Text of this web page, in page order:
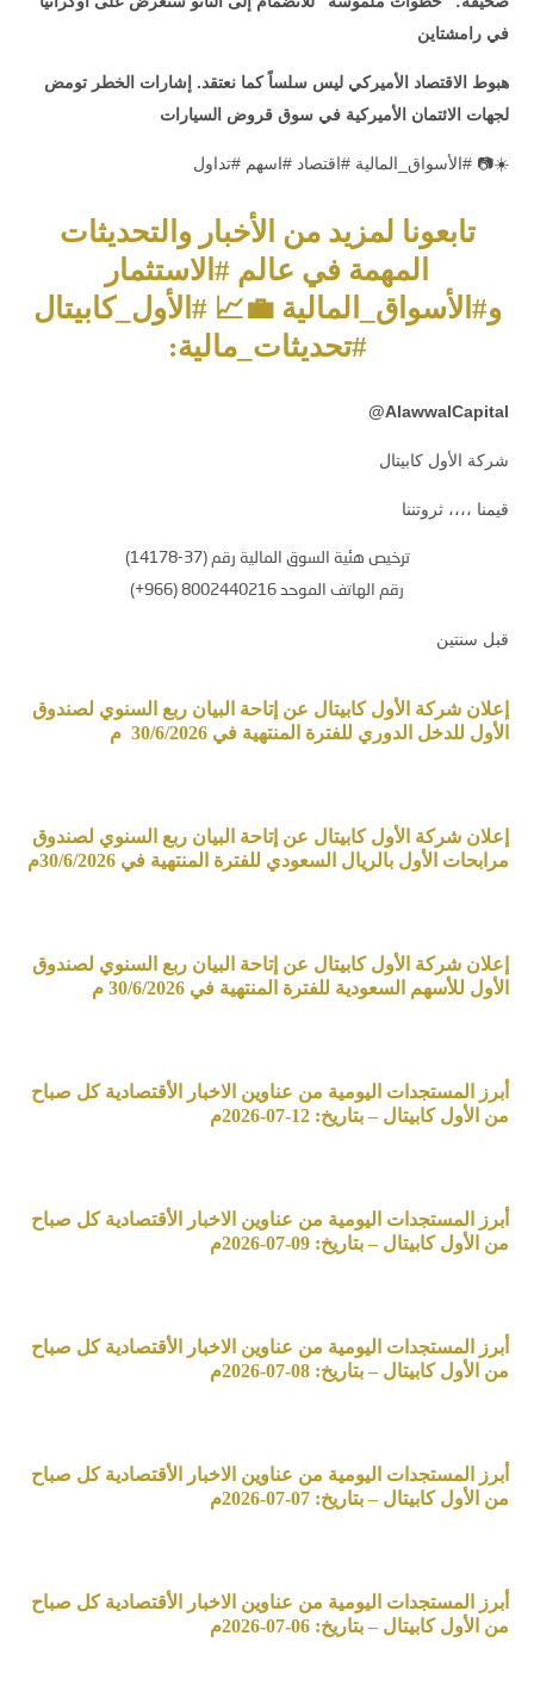
في رامشتاين
هبوط الاقتصاد الأميركي ليس سلساً كما نعتقد.
إشارات الخطر تومض
لجهات الائتمان الأميركية في سوق قروض السيارات
☀️📷 #الأسواق_المالية #اقتصاد #اسهم #تداول
تابعونا لمزيد من الأخبار والتحديثات
المهمة في عالم #الاستثمار
و#الأسواق_المالية 💼📈 #الأول_كابيتال
#تحديثات_مالية:
AlawwalCapital
@
شركة الأول كابيتال
قيمنا ،،،، ثروتننا
ترخيص هئية السوق المالية رقم (37-14178)
رقم الهاتف الموحد 8002440216 (966+)
قبل سنتين
إعلان شركة الأول كابيتال عن إتاحة البيان ربع السنوي لصندوق
الأول للدخل الدوري للفترة المنتهية في 30/6/2026 م
إعلان شركة الأول كابيتال عن إتاحة البيان ربع السنوي لصندوق
مرابحات الأول بالريال السعودي للفترة المنتهية في 30/6/2026م
إعلان شركة الأول كابيتال عن إتاحة البيان ربع السنوي لصندوق
الأول للأسهم السعودية للفترة المنتهية في 30/6/2026 م
أبرز المستجدات اليومية من عناوين الاخبار الأقتصادية كل صباح
من الأول كابيتال – بتاريخ: 12-07-2026م
أبرز المستجدات اليومية من عناوين الاخبار الأقتصادية كل صباح
من الأول كابيتال – بتاريخ: 09-07-2026م
أبرز المستجدات اليومية من عناوين الاخبار الأقتصادية كل صباح
من الأول كابيتال – بتاريخ: 08-07-2026م
أبرز المستجدات اليومية من عناوين الاخبار الأقتصادية كل صباح
من الأول كابيتال – بتاريخ: 07-07-2026م
أبرز المستجدات اليومية من عناوين الاخبار الأقتصادية كل صباح
من الأول كابيتال – بتاريخ: 06-07-2026م